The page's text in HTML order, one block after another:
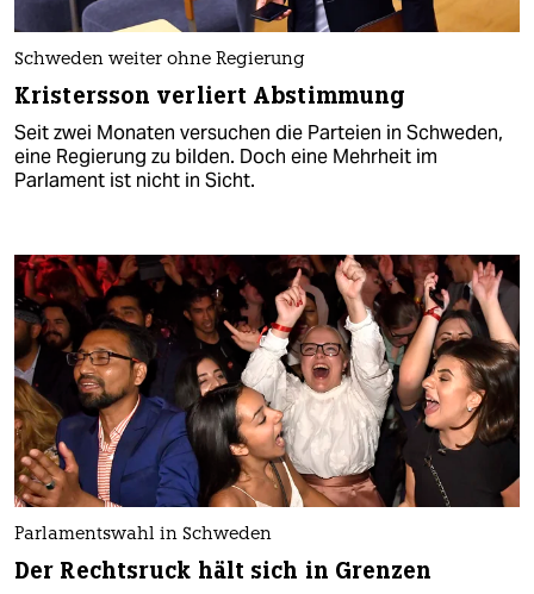
Schweden weiter ohne Regierung
Kristersson verliert Abstimmung
Seit zwei Monaten versuchen die Parteien in Schweden,
eine Regierung zu bilden. Doch eine Mehrheit im
Parlament ist nicht in Sicht.
Parlamentswahl in Schweden
Der Rechtsruck hält sich in Grenzen